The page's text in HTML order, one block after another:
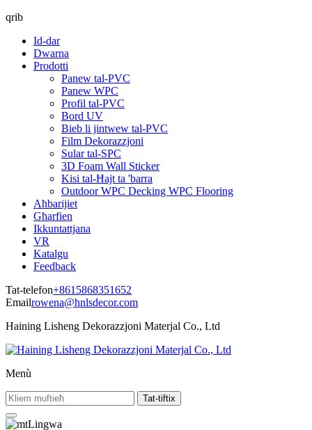
qrib
Id-dar
Dwarna
Prodotti
Panew tal-PVC
Panew WPC
Profil tal-PVC
Bord UV
Bieb li jintwew tal-PVC
Film Dekorazzjoni
Sular tal-SPC
3D Foam Wall Sticker
Kisi tal-Ħajt ta 'barra
Outdoor WPC Decking WPC Flooring
Aħbarijiet
Għarfien
Ikkuntattjana
VR
Katalgu
Feedback
Tat-telefon+8615868351652
Emailrowena@hnlsdecor.com
Haining Lisheng Dekorazzjoni Materjal Co., Ltd
Menù
Tat-tiftix
Lingwa